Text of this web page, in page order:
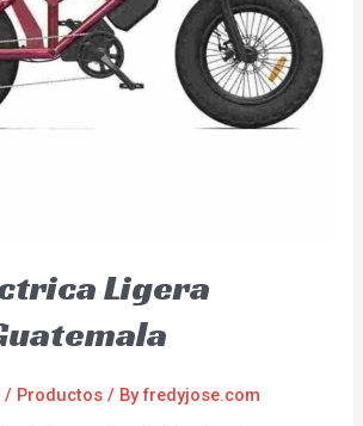
Ligera
/ Productos / Byfredyjose.com